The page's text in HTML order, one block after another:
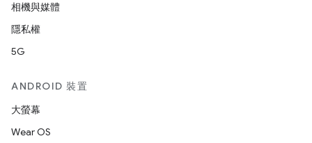
相機與媒體
隱私權
5G
ANDROID 裝置
大螢幕
Wear OS